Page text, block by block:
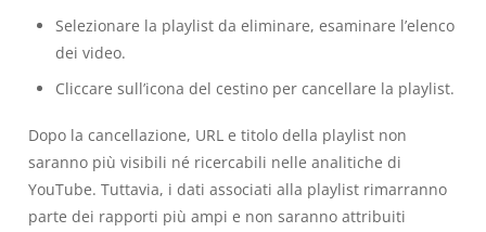
Selezionare la playlist da eliminare, esaminare l’elenco
dei video.
Cliccare sull’icona del cestino per cancellare la playlist.
Dopo la cancellazione, URL e titolo della playlist non
saranno più visibili né ricercabili nelle analitiche di
YouTube. Tuttavia, i dati associati alla playlist rimarranno
parte dei rapporti più ampi e non saranno attribuiti